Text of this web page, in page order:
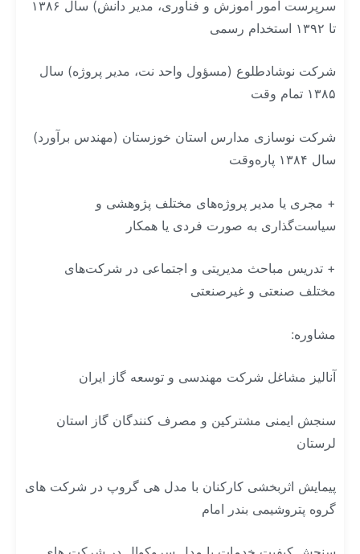
سرپرست امور آموزش و فناوری، مدیر دانش) سال ۱۳۸۶
تا ۱۳۹۲ استخدام رسمی
شرکت نوشادطلوع (مسؤول واحد نت، مدیر پروژه) سال
۱۳۸۵ تمام وقت
شرکت نوسازی مدارس استان خوزستان (مهندس برآورد)
سال ۱۳۸۴ پاره‌وقت
+ مجری یا مدیر پروژه‌های مختلف پژوهشی و
سیاست‌گذاری به صورت فردی یا همکار
+ تدریس مباحث مدیریتی و اجتماعی در شرکت‌های
مختلف صنعتی و غیرصنعتی
مشاوره:
آنالیز مشاغل شرکت مهندسی و توسعه گاز ایران
سنجش ایمنی مشترکین و مصرف کنندگان گاز استان
لرستان
پیمایش اثربخشی کارکنان با مدل هی گروپ در شرکت های
گروه پتروشیمی بندر امام